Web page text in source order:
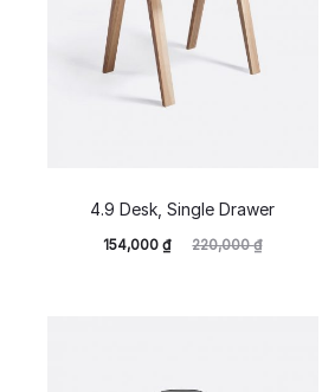
4.9 Desk, Single Drawer
220,000₫
154,000₫